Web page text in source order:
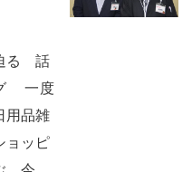
る 話
一度
用品雑
ョッピ